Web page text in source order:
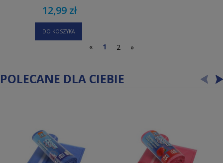
12,99 zł
DO KOSZYKA
« 1 2 »
POLECANE DLA CIEBIE